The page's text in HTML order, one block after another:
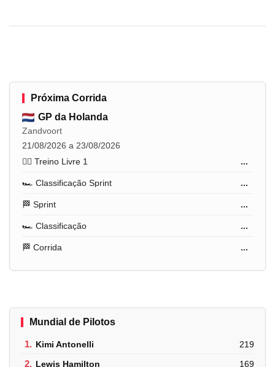
Próxima Corrida
GP da Holanda
Zandvoort
21/08/2026 a 23/08/2026
🏋️‍♂️ Treino Livre 1
...
🏎️ Classificação Sprint ...
🏁 Sprint ...
🏎️ Classificação ...
🏁 Corrida ...
Mundial de Pilotos
1. Kimi Antonelli 219
2. Lewis Hamilton 169